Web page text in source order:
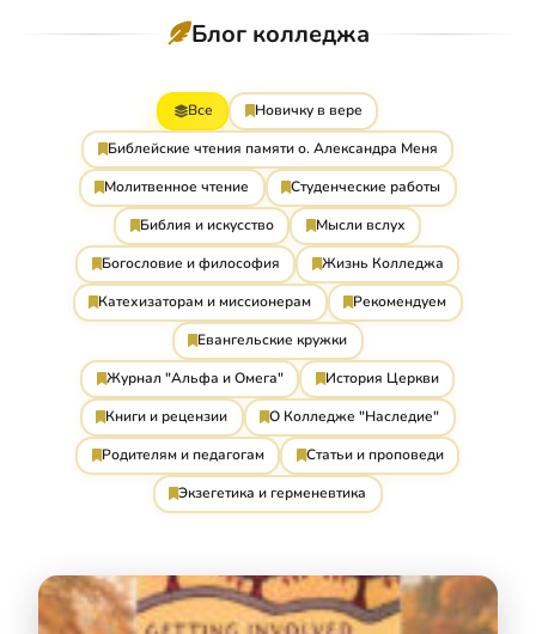
Блог колледжа
Все
Новичку в вере
Библейские чтения памяти о. Александра Меня
Молитвенное чтение
Студенческие работы
Библия и искусство
Мысли вслух
Богословие и философия
Жизнь Колледжа
Катехизаторам и миссионерам
Рекомендуем
Евангельские кружки
Журнал "Альфа и Омега"
История Церкви
Книги и рецензии
О Колледже "Наследие"
Родителям и педагогам
Статьи и проповеди
Экзегетика и герменевтика